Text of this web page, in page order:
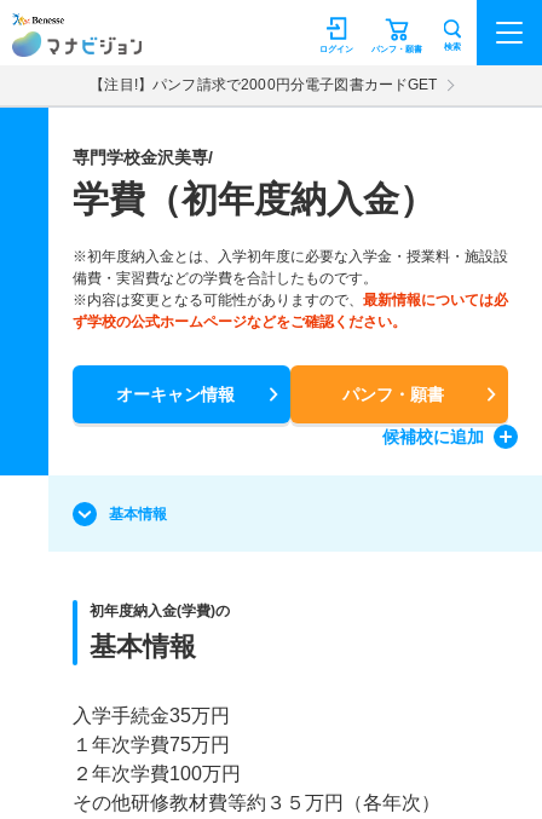
マナビジョン パンフ・願書
ログイン 検索
【注目!】パンフ請求で2000円分電子図書カードGET
専門学校金沢美専/
学費（初年度納入金）
※初年度納入金とは、入学初年度に必要な入学金・授業料・施設設
備費・実習費などの学費を合計したものです。
※内容は変更となる可能性がありますので、 最新情報については必
ず学校の公式ホームページなどをご確認ください。
オーキャン情報 パンフ・願書
候補校に追加
基本情報
初年度納入金(学費)の
基本情報
入学手続金35万円
１年次学費75万円
２年次学費100万円
その他研修教材費等約３５万円（各年次）